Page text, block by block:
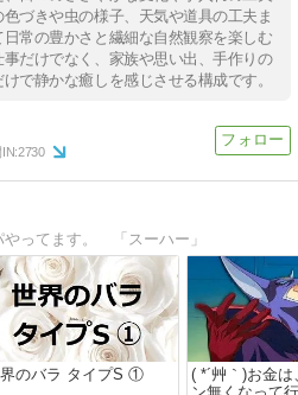
づきや虫の様子、天気や道具の工夫ま
常の豊かさと繊細な自然観察を楽しむ
だけでなく、家族や思い出、手作りの
で静かな癒しを感じさせる構成です。
IN:2730
ってます。 「スーハー」
のバラ タイプS ①
( *´艸｀)お金